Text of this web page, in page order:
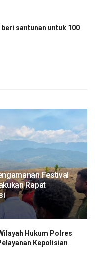
santunan untuk 100
Festival
Rapat
Hukum Polres
Kepolisian